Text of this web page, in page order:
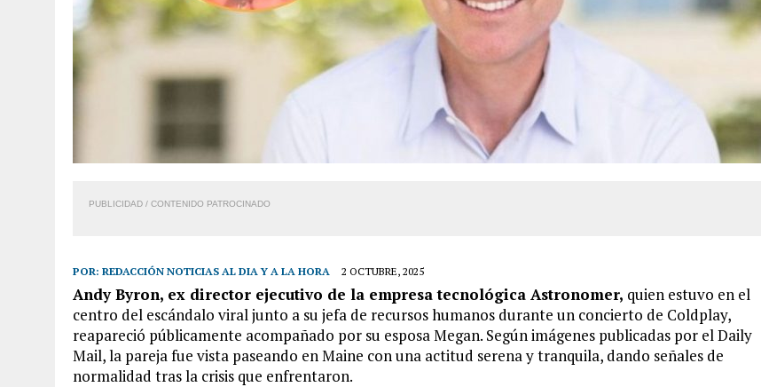
PUBLICIDAD / CONTENIDO PATROCINADO
POR: REDACCIÓN NOTICIAS AL DIA Y A LA HORA 2 OCTUBRE, 2025
Andy Byron, ex director ejecutivo de la empresa tecnológica Astronomer, quien estuvo en el
centro del escándalo viral junto a su jefa de recursos humanos durante un concierto de Coldplay,
reapareció públicamente acompañado por su esposa Megan. Según imágenes publicadas por el Daily
Mail, la pareja fue vista paseando en Maine con una actitud serena y tranquila, dando señales de
normalidad tras la crisis que enfrentaron.